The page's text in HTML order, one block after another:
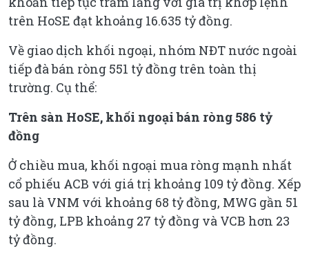
trên HoSE đạt khoảng 16.635 tỷ đồng.
Về giao dịch khối ngoại, nhóm NĐT nước ngoài
tiếp đà bán ròng 551 tỷ đồng trên toàn thị
trường. Cụ thể:
Trên sàn HoSE, khối ngoại bán ròng 586 tỷ
đồng
Ở chiều mua, khối ngoại mua ròng mạnh nhất
cổ phiếu ACB với giá trị khoảng 109 tỷ đồng. Xếp
sau là VNM với khoảng 68 tỷ đồng, MWG gần 51
tỷ đồng, LPB khoảng 27 tỷ đồng và VCB hơn 23
tỷ đồng.